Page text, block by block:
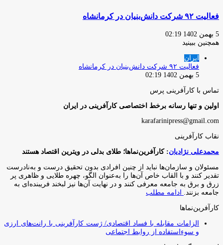
فعالیت ۹۲ شرکت دانش‌بنیان در کرمانشاه
5 بهمن 1402 02:19
همچنین ببینید
ایران
فعالیت ۹۲ شرکت دانش‌بنیان در کرمانشاه
5 بهمن 1402 02:19
تماس با کارآفرینی پرس
اولین و تنها رسانه برخط اختصاصی کارآفرینی در ایران
karafarinipress@gmail.com
نقاب کارآفرینی
محمدعلی نژادیان: کارآفرین‌نماها؛ طلای بدلی در ویترین اقتصاد هستند
مسئولان و سازمان‌ها نباید از چنین افرادی بدون تحقیق درست و به‌نادرست
تقدیر کنند و با القاب خاص آ‌ن‌ها را به‌عنوان الگو، چهره طلایی و ظاهری پر
زرق و برق به جامعه معرفی کنند و در نهایت آن‌ها نیز لبخند فریبنده‌ای به
جامعه بزنند.
ادامه مطلب
کارآفرین‌نماها
الزامات مقابله با فساد اقتصادی/ ژست کارآفرینی با رانت‌های ارزی
و سوءاستفاده از روابط اجتماعی